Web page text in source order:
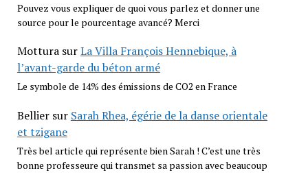
Pouvez vous expliquer de quoi vous parlez et donner une
source pour le pourcentage avancé? Merci
MotturasurLa Villa François Hennebique, à
l’avant-garde du béton armé
Le symbole de 14% des émissions de CO2 en France
Belliersur Sarah Rhea, égérie de la danse orientale
et tzigane
Très bel article qui représente bien Sarah ! C’est une très
bonne professeure qui transmet sa passion avec beaucoup